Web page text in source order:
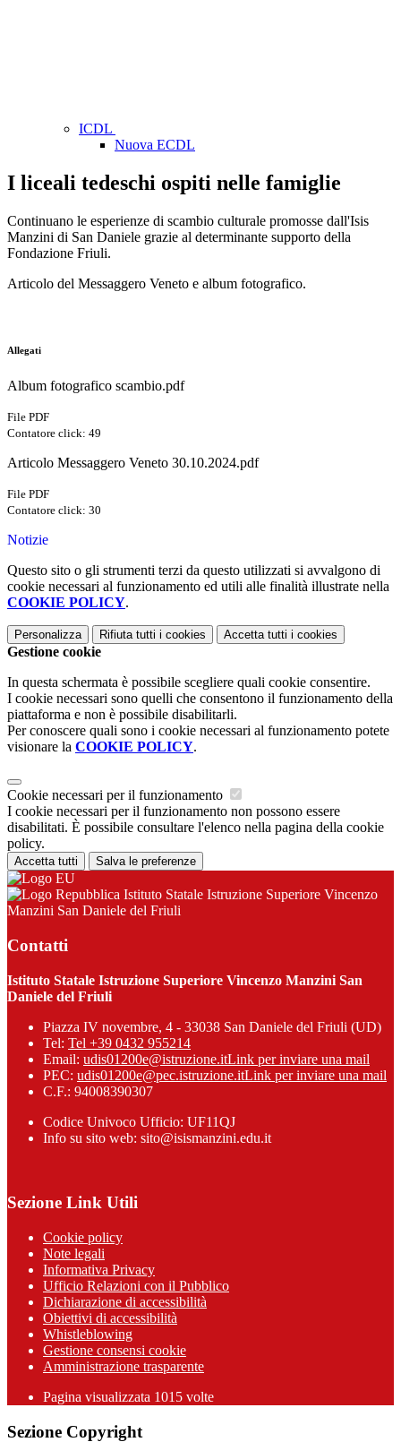
ICDL
Nuova ECDL
I liceali tedeschi ospiti nelle famiglie
Continuano le esperienze di scambio culturale promosse dall'Isis
Manzini di San Daniele grazie al determinante supporto della
Fondazione Friuli.
Articolo del Messaggero Veneto e album fotografico.
Allegati
Album fotografico scambio.pdf
File PDF
Contatore click: 49
Articolo Messaggero Veneto 30.10.2024.pdf
File PDF
Contatore click: 30
Notizie
Questo sito o gli strumenti terzi da questo utilizzati si avvalgono di
cookie necessari al funzionamento ed utili alle finalità illustrate nella
COOKIE POLICY.
Personalizza Rifiuta tutti i cookies Accetta tutti i cookies
Gestione cookie
In questa schermata è possibile scegliere quali cookie consentire.
I cookie necessari sono quelli che consentono il funzionamento della
piattaforma e non è possibile disabilitarli.
Per conoscere quali sono i cookie necessari al funzionamento potete
visionare la COOKIE POLICY.
Cookie necessari per il funzionamento
I cookie necessari per il funzionamento non possono essere
disabilitati. È possibile consultare l'elenco nella pagina della cookie
policy.
Accetta tutti Salva le preferenze
Istituto Statale Istruzione Superiore Vincenzo
Manzini San Daniele del Friuli
Contatti
Istituto Statale Istruzione Superiore Vincenzo Manzini San
Daniele del Friuli
Piazza IV novembre, 4 - 33038 San Daniele del Friuli (UD)
Tel: Tel +39 0432 955214
Email: udis01200e@istruzione.itLink per inviare una mail
PEC: udis01200e@pec.istruzione.itLink per inviare una mail
C.F.: 94008390307
Codice Univoco Ufficio: UF11QJ
Info su sito web: sito@isismanzini.edu.it
Sezione Link Utili
Cookie policy
Note legali
Informativa Privacy
Ufficio Relazioni con il Pubblico
Dichiarazione di accessibilità
Obiettivi di accessibilità
Whistleblowing
Gestione consensi cookie
Amministrazione trasparente
Pagina visualizzata 1015 volte
Sezione Copyright